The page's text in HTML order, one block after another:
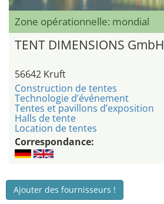
Zone opérationnelle: mondial
TENT DIMENSIONS GmbH
56642 Kruft
Construction de tentes
Technologie d’événement
Tentes et pavillons d’exposition
Halls de tente
Location de tentes
Correspondance:
Ajouter des fournisseurs !